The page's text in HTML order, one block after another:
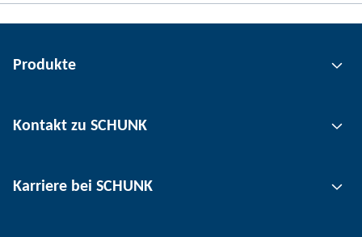
Produkte
Automatisierungstechnik
Werkstückspanntechnik
Kontakt zu SCHUNK
Standorte
Karriere bei SCHUNK